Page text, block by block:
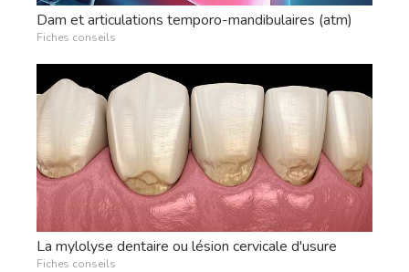
Dam et articulations temporo-mandibulaires (atm)
Fiches conseils
La mylolyse dentaire ou lésion cervicale d'usure
Fiches conseils